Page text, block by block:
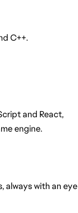
C++.
and React,
engine.
always with an eye